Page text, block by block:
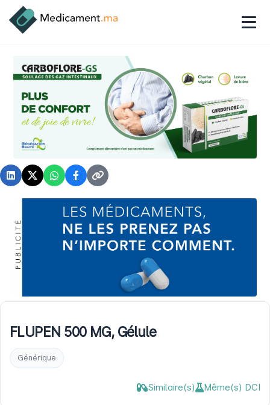
FLUPEN 500 MG, Gélule
Générique
Similaire(s) Même(s) DCI